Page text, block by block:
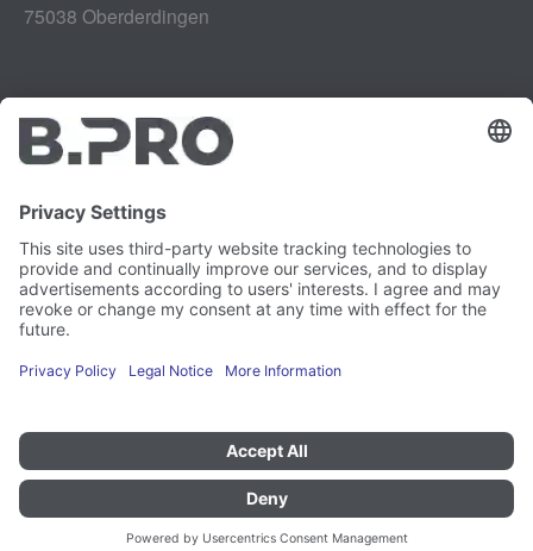
75038 Oberderdingen
Tiráž
Ochrana údajů
Zpráva o zranitelnosti
Kariéra
Právní záležitosti
Tisk
Newsletter
YouTube